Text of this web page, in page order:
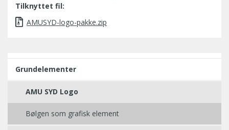
Tilknyttet fil:
AMUSYD-logo-pakke.zip
Grundelementer
AMU SYD Logo
Bølgen som grafisk element